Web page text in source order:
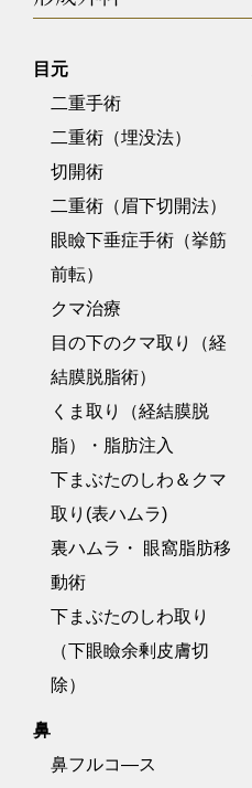
目元
二重手術
二重術（埋没法）
切開術
二重術（眉下切開法）
眼瞼下垂症手術（挙筋
前転）
クマ治療
目の下のクマ取り（経
結膜脱脂術）
くま取り（経結膜脱
脂）・脂肪注入
下まぶたのしわ＆クマ
取り(表ハムラ)
裏ハムラ・ 眼窩脂肪移
動術
下まぶたのしわ取り
（下眼瞼余剰皮膚切
除）
鼻
鼻フルコ―ス